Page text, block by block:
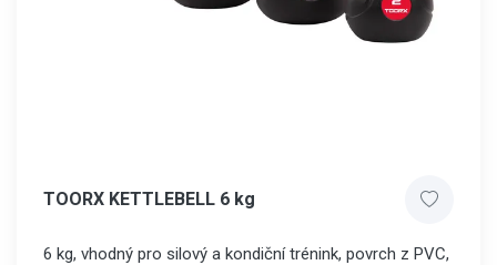
TOORX KETTLEBELL 6 kg
6 kg, vhodný pro silový a kondiční trénink, povrch z PVC,